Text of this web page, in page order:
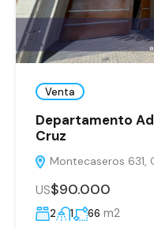
Venta
Departamento
Cruz
Montecaseros 631,
US$90.000
2 1 66 m2